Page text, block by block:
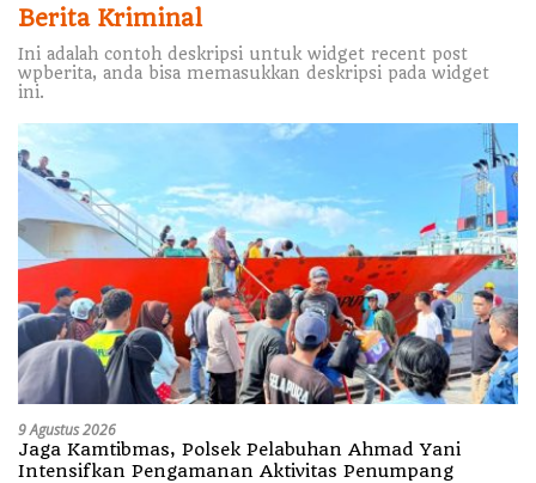
Berita Kriminal
Ini adalah contoh deskripsi untuk widget recent post
wpberita, anda bisa memasukkan deskripsi pada widget
ini.
9 Agustus 2026
Jaga Kamtibmas, Polsek Pelabuhan Ahmad Yani
Intensifkan Pengamanan Aktivitas Penumpang